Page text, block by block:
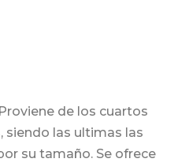
de los cuartos
siendo las ultimas las
su tamaño. Se ofrece